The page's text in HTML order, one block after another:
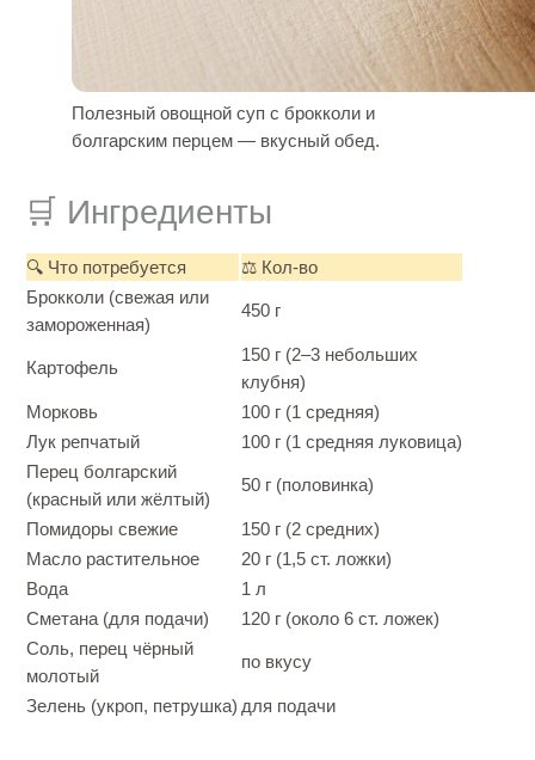
Полезный овощной суп с брокколи и
болгарским перцем — вкусный обед.
🛒 Ингредиенты
🔍 Что потребуется
⚖️ Кол-во
Брокколи (свежая или
замороженная)
450 г
Картофель
150 г (2–3 небольших
клубня)
Морковь
100 г (1 средняя)
Лук репчатый
100 г (1 средняя луковица)
Перец болгарский
(красный или жёлтый)
50 г (половинка)
Помидоры свежие
150 г (2 средних)
Масло растительное
20 г (1,5 ст. ложки)
Вода
1 л
Сметана (для подачи)
120 г (около 6 ст. ложек)
Соль, перец чёрный
молотый
по вкусу
Зелень (укроп, петрушка) для подачи